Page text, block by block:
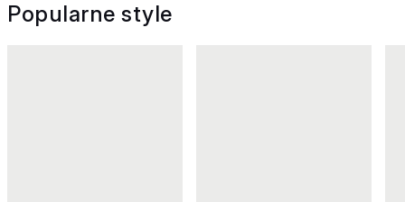
Popularne style